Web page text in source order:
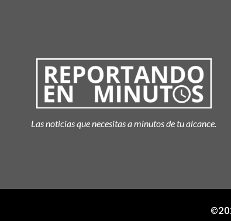
Las noticias que necesitas a minutos de tu alcance.